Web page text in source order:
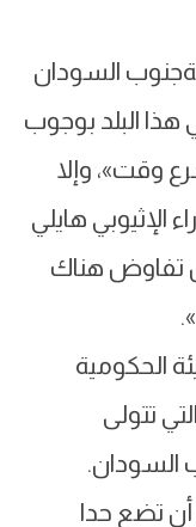
السودان
هذا البلد بوجوب
وقت»، وإلا
الإثيوبي هايلي
تفاوض هناك
الحكومية
تتولى
السودان.
أن تضع حدا